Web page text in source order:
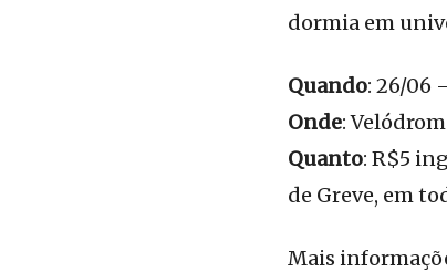
dormia em
Quando: 26/06
Onde:
Quanto: R$5
de Greve, em
Mais